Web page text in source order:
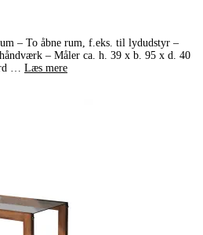
– To åbne rum, f.eks. til lydudstyr –
– Måler ca. h. 39 x b. 95 x d. 40
… Læs mere